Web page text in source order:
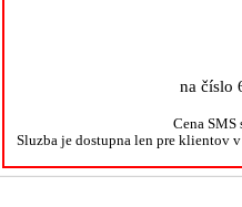
na číslo
Cena SMS
Sluzba je dostupna len pre klientov